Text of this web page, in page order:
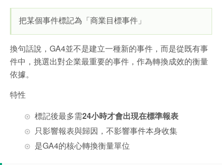
把某個事件標記為「商業目標事件」
換句話說，GA4並不是建立一種新的事件，而是從既有事
件中，挑選出對企業最重要的事件，作為轉換成效的衡量
依據。
特性
標記後最多需24小時才會出現在標準報表
只影響報表與歸因，不影響事件本身收集
是GA4的核心轉換衡量單位